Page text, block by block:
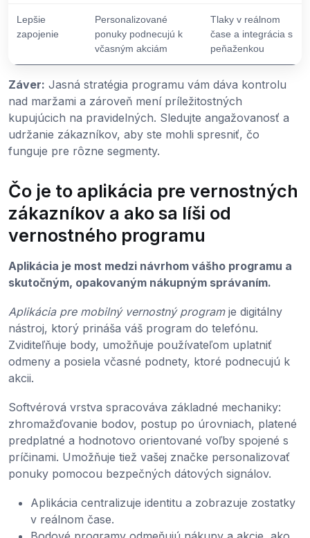
Lepšie
zapojenie
Personalizované
ponuky podnecujú k
včasným akciám
Tlaky v reálnom
čase a integrácia s
peňaženkou
Záver: Jasná stratégia programu vám dáva kontrolu
nad maržami a zároveň mení príležitostných
kupujúcich na pravidelných. Sledujte angažovanosť a
udržanie zákazníkov, aby ste mohli spresniť, čo
funguje pre rôzne segmenty.
Čo je to aplikácia pre vernostných
zákazníkov a ako sa líši od
vernostného programu
Aplikácia je most medzi návrhom vášho programu a
skutočným, opakovaným nákupným správaním.
Aplikácia pre mobilný vernostný programje digitálny
nástroj, ktorý prináša váš program do telefónu.
Zviditeľňuje body, umožňuje používateľom uplatniť
odmeny a posiela včasné podnety, ktoré podnecujú k
akcii.
Softvérová vrstva spracováva základné mechaniky:
zhromažďovanie bodov, postup po úrovniach, platené
predplatné a hodnotovo orientované voľby spojené s
príčinami. Umožňuje tiež vašej značke personalizovať
ponuky pomocou bezpečných dátových signálov.
Aplikácia centralizuje identitu a zobrazuje zostatky
v reálnom čase.